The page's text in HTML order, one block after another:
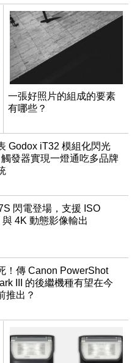
一張好照片的組成的要素
有哪些？
Godox iT32 模組化閃光
發器實現一燈通吃多品牌
閃電登場，支援 ISO
4K 動態影像輸出
！傳 Canon PowerShot
III 的後繼機種有望在今
推出？